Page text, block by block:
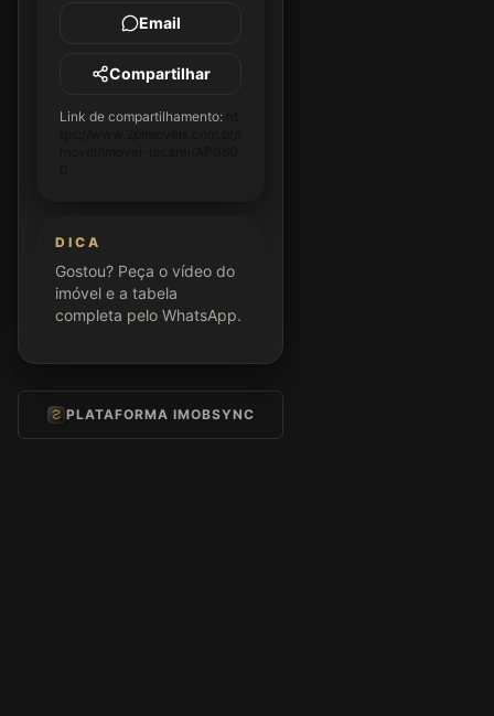
Email
Compartilhar
Link de compartilhamento:
DICA
Gostou? Peça o vídeo do
imóvel e a tabela
completa pelo WhatsApp.
PLATAFORMA IMOBSYNC